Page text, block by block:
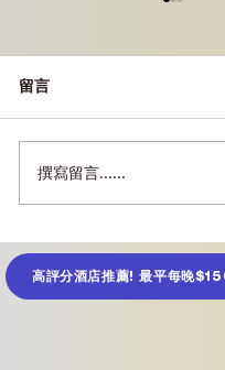
［台北必玩景點］｜
VIVELAND VR
留言
撰寫留言......
高評分酒店推薦! 最平每晚